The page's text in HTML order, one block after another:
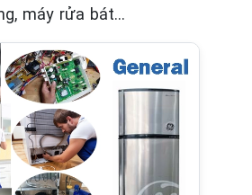
máy rửa bát…